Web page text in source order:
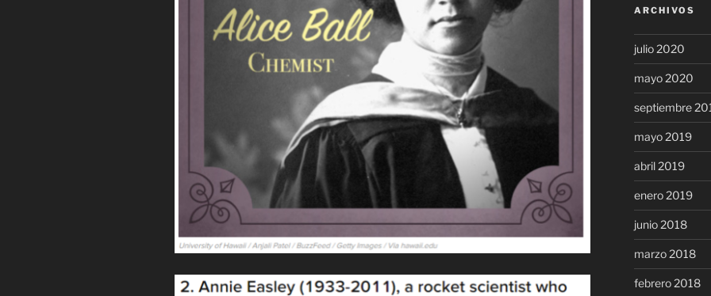
ARCHIVOS
julio 2020
mayo 2020
septiembre
mayo 2019
abril 2019
enero 2019
junio 2018
marzo 2018
febrero 2018